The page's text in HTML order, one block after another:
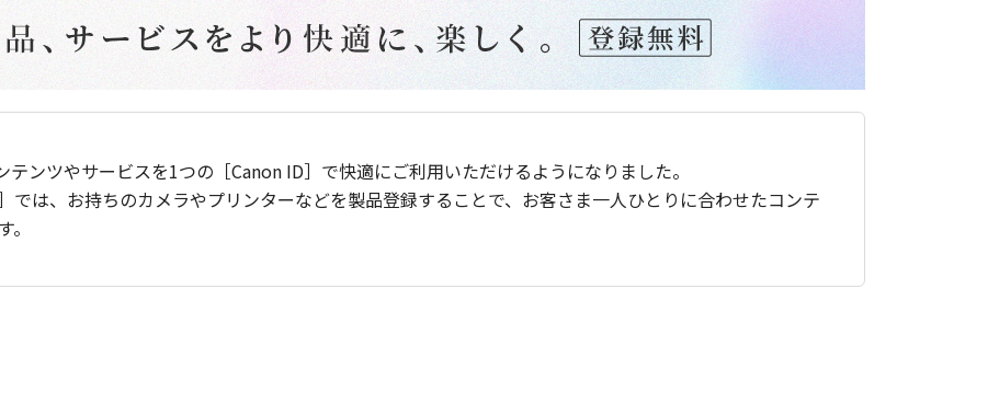
ンツやサービスを1つの［Canon ID］で快適にご利用いただけるようになりました。
では、お持ちのカメラやプリンターなどを製品登録することで、お客さま一人ひとりに合わせたコンテ